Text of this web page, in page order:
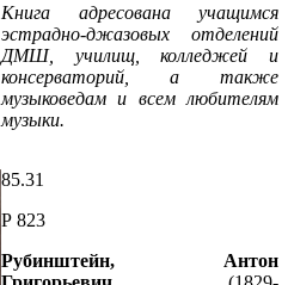
Книга адресована учащимся
эстрадно-джазовых отделений
ДМШ, училищ, колледжей и
консерваторий, а также
музыковедам и всем любителям
музыки.
85.31
Р 823
Рубинштейн, Антон